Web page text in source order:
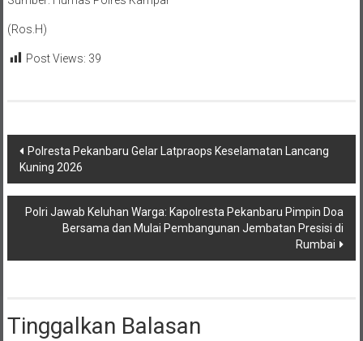
(Ros.H)
Post Views: 39
Navigasi
pos
Polresta Pekanbaru Gelar Latpraops Keselamatan Lancang
Kuning 2026
Polri Jawab Keluhan Warga: Kapolresta Pekanbaru Pimpin Doa
Bersama dan Mulai Pembangunan Jembatan Presisi di
Rumbai
Tinggalkan Balasan